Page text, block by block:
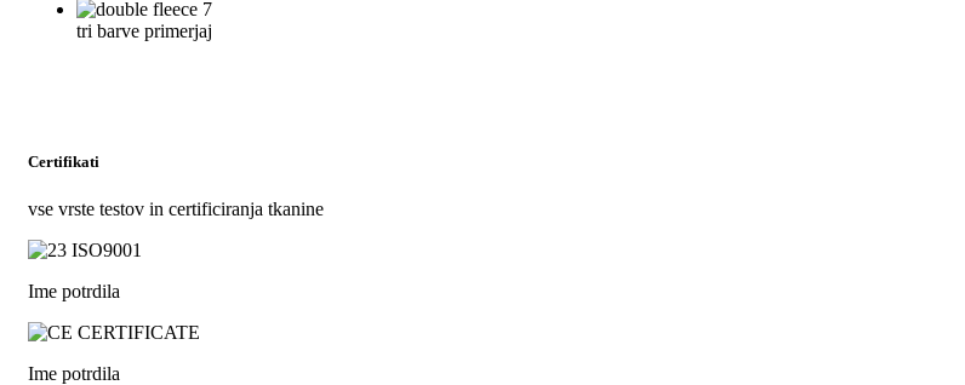
tri barve primerjaj
Certifikati
vse vrste testov in certificiranja tkanine
Ime potrdila
Ime potrdila